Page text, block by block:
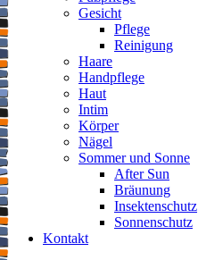
Gesicht
Pflege
Reinigung
Haare
Handpflege
Haut
Intim
Körper
Nägel
Sommer und Sonne
After Sun
Bräunung
Insektenschutz
Sonnenschutz
Kontakt